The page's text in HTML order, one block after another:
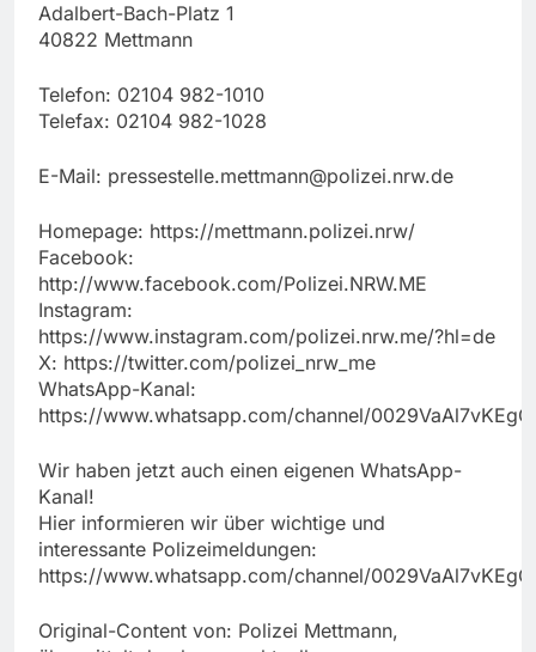
Adalbert-Bach-Platz 1
40822 Mettmann
Telefon: 02104 982-1010
Telefax: 02104 982-1028
E-Mail: pressestelle.mettmann@polizei.nrw.de
Homepage: https://mettmann.polizei.nrw/
Facebook:
http://www.facebook.com/Polizei.NRW.ME
Instagram:
https://www.instagram.com/polizei.nrw.me/?hl=de
X: https://twitter.com/polizei_nrw_me
WhatsApp-Kanal:
https://www.whatsapp.com/channel/
Wir haben jetzt auch einen eigenen WhatsApp-
Kanal!
Hier informieren wir über wichtige und
interessante Polizeimeldungen:
https://www.whatsapp.com/channel/
Original-Content von: Polizei Mettmann,